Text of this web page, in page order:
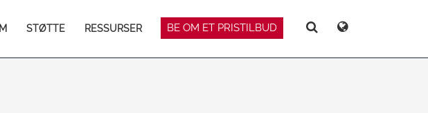
Español
Italiano Magyar
Norsk
BE OM ET PRISTILBUD
STØTTE RESSURSER
Søker